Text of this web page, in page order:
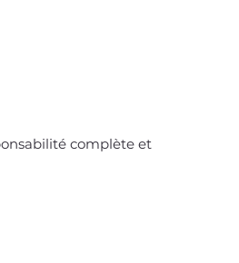
complète et